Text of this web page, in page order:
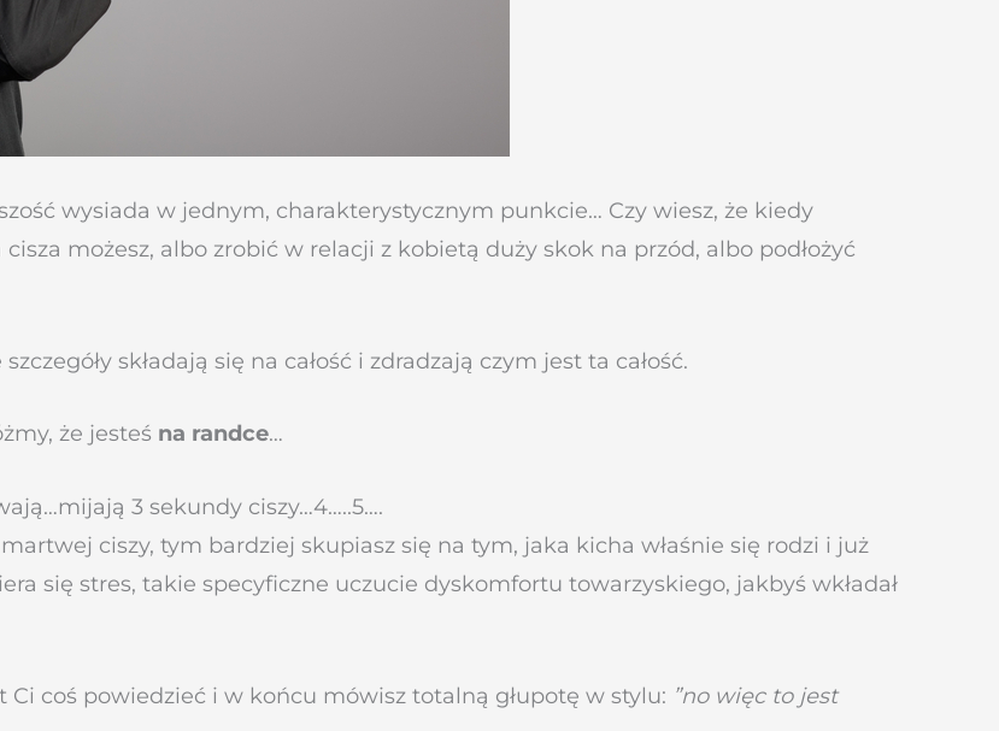
wysiada w jednym, charakterystycznym punkcie… Czy wiesz, że kiedy
możesz, albo zrobić w relacji z kobietą duży skok na przód, albo podłożyć
składają się na całość i zdradzają czym jest ta całość.
że jesteś na randce…
3 sekundy ciszy…4…..5….
ciszy, tym bardziej skupiasz się na tym, jaka kicha właśnie się rodzi i już
się stres, takie specyficzne uczucie dyskomfortu towarzyskiego, jakbyś wkładał
coś powiedzieć i w końcu mówisz totalną głupotę w stylu: ”no więc to jest